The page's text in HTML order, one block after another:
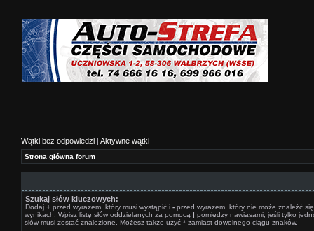
Wątki bez odpowiedzi | Aktywne wątki
Strona główna forum
Szukaj słów kluczowych:
Dodaj + przed wyrazem, który musi wystąpić i - przed wyrazem, który nie może znaleźć
wynikach. Wpisz listę słów oddzielanych za pomocą | pomiędzy nawiasami, jeśli tylko
słów musi zostać znalezione. Możesz także użyć * zamiast dowolnego ciągu znaków.